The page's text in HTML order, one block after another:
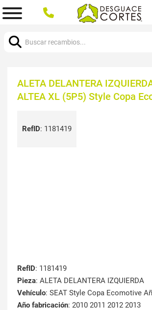
ALETA DELANTERA
ALTEA XL (5P5) Style Copa
RefID: 1181419
RefID: 1181419
Pieza: ALETA DELANTERA IZQUIERDA
Vehículo: SEAT Style Copa Ecomotive
Año fabricación: 2010 2011 2012 2013